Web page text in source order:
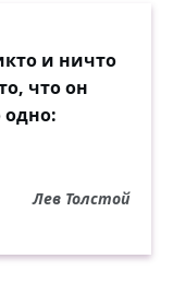
и ничто
что он
одно:
Лев Толстой